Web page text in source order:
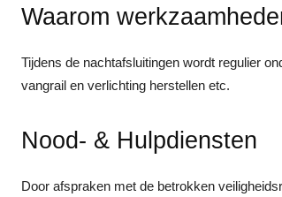
Waarom
Tijdens de nachtafsluitingen wordt regulier
vangrail en verlichting herstellen etc.
Nood- & Hulpdiensten
Door afspraken met de betrokken